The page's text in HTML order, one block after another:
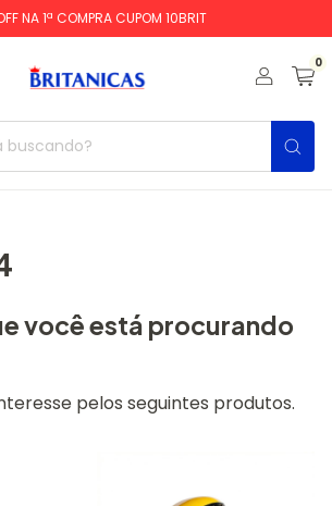
NA 1ª COMPRA CUPOM 10BRIT
0
você está procurando
pelos seguintes produtos.